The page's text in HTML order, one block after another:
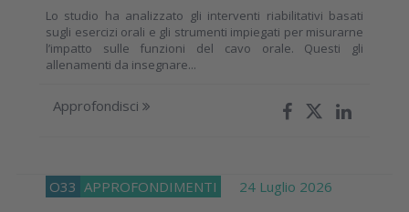
Lo studio ha analizzato gli interventi riabilitativi basati
sugli esercizi orali e gli strumenti impiegati per misurarne
l’impatto sulle funzioni del cavo orale. Questi gli
allenamenti da insegnare...
Approfondisci
O33 APPROFONDIMENTI 24 Luglio 2026